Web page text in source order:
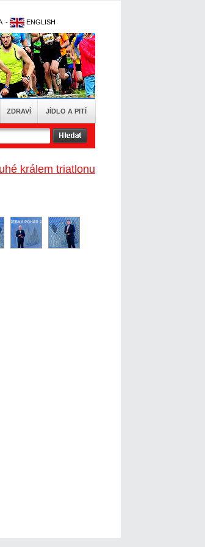
- ENGLISH
ZDRAVÍ JÍDLO A PITÍ
králem triatlonu